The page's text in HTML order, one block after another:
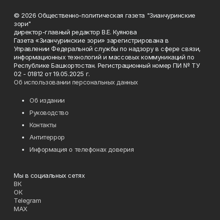
© 2026 Общественно-политическая газета "Зианчуринские
зори"
директор-главный редактор В.Е. Куянова
Газета «Зианчуринские зори» зарегистрирована в
Управлении Федеральной службы по надзору в сфере связи,
информационных технологий и массовых коммуникаций по
Республике Башкортостан. Регистрационный номер ПИ № ТУ
02 - 01812 от 19.05.2025 г.
Об использовании персональных данных
Об издании
Руководство
Контакты
Антитеррор
Информация о телефонах доверия
Мы в социальных сетях
ВК
ОК
Telegram
MAX